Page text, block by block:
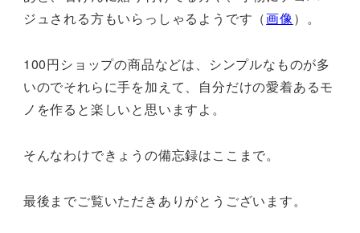
ジュされる方もいらっしゃるようです（画像）。
100円ショップの商品などは、シンプルなものが多
いのでそれらに手を加えて、自分だけの愛着あるモ
ノを作ると楽しいと思いますよ。
そんなわけできょうの備忘録はここまで。
最後までご覧いただきありがとうございます。